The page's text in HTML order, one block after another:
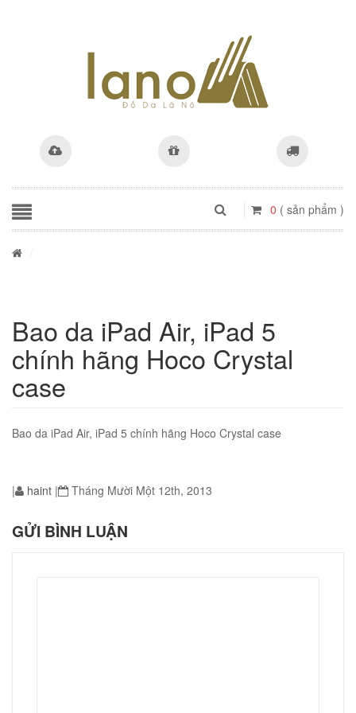
0 ( sản phẩm )
Bao da iPad Air, iPad 5
chính hãng Hoco Crystal
case
Bao da iPad Air, iPad 5 chính hãng Hoco Crystal case
| haint | Tháng Mười Một 12th, 2013
GỬI BÌNH LUẬN